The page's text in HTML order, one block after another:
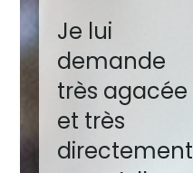
Je lui
demande
très agacée
et très
directement